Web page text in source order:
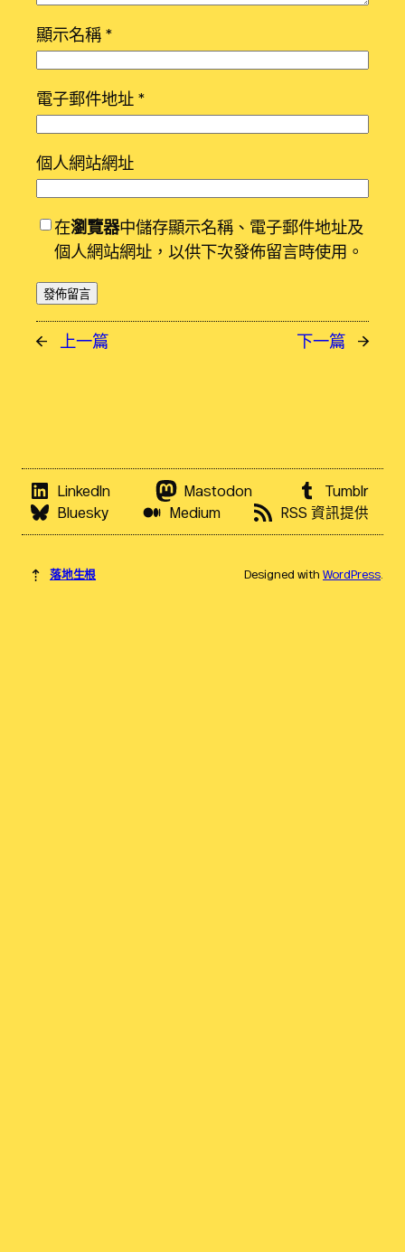
顯示名稱 *
電子郵件地址 *
個人網站網址
在瀏覽器中儲存顯示名稱、電子郵件地址及
個人網站網址，以供下次發佈留言時使用。
← 上一篇 下一篇 →
LinkedIn Mastodon
Tumblr
Bluesky
Medium RSS 資訊提供
⇡ 落地生根 Designed with WordPress